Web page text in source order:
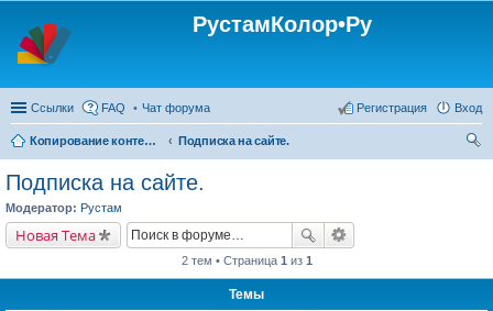
РустамКолор•Ру
Ссылки FAQ Чат форума Вход
Регистрация
Копирование контента с сайта Rustamcolor.ru - запрещено !!!
Подписка на сайте.
Подписка на сайте.
Модератор: Рустам
Новая Тема
2 тем • Страница 1 из 1
Темы